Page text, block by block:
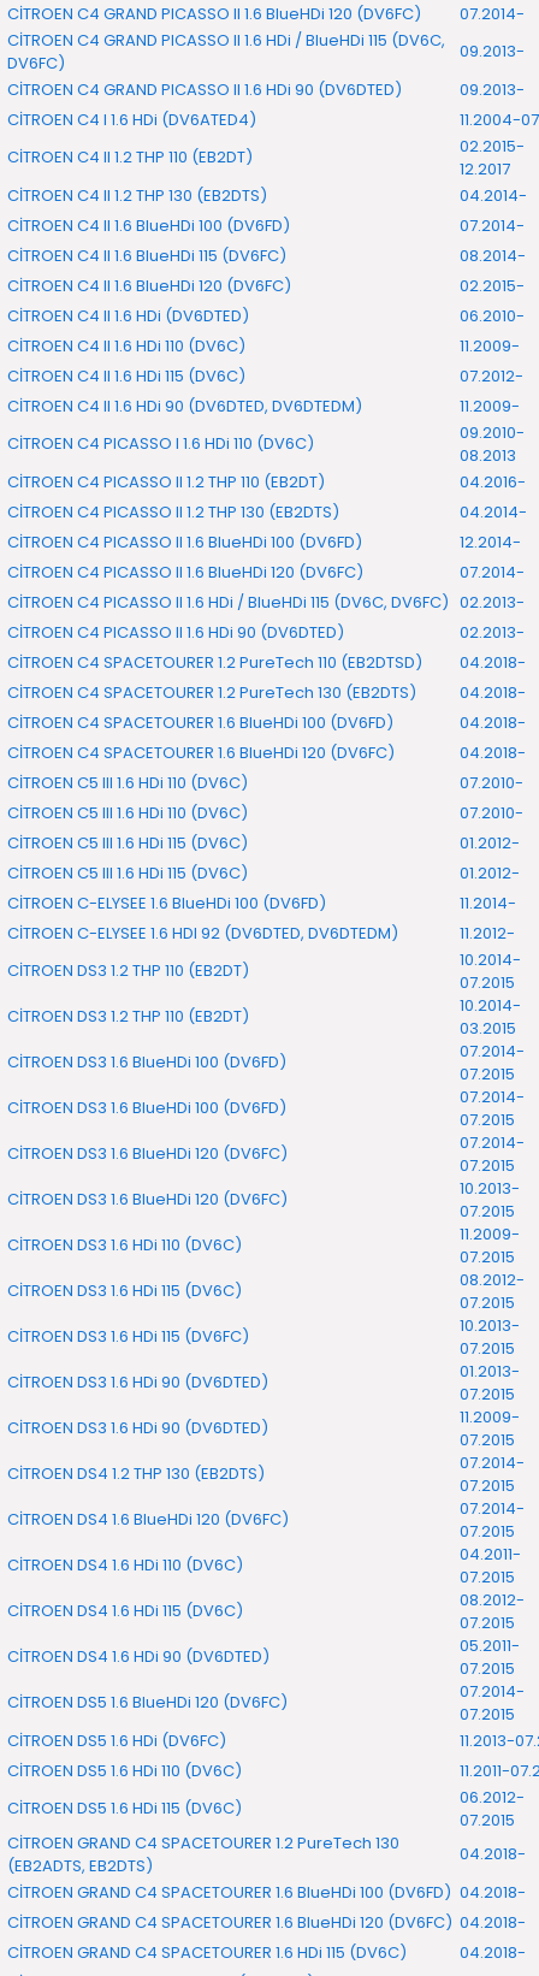
CİTROEN C4 GRAND PICASSO II 1.6 BlueHDi 120 (DV6FC)
07.2014-
CİTROEN C4 GRAND PICASSO II 1.6 HDi / BlueHDi 115 (DV6C,
DV6FC)
09.2013-
CİTROEN C4 GRAND PICASSO II 1.6 HDi 90 (DV6DTED)
09.2013-
CİTROEN C4 I 1.6 HDi (DV6ATED4)
11.2004-
CİTROEN C4 II 1.2 THP 110 (EB2DT)
02.2015-
12.2017
CİTROEN C4 II 1.2 THP 130 (EB2DTS)
04.2014-
CİTROEN C4 II 1.6 BlueHDi 100 (DV6FD)
07.2014-
CİTROEN C4 II 1.6 BlueHDi 115 (DV6FC)
08.2014-
CİTROEN C4 II 1.6 BlueHDi 120 (DV6FC)
02.2015-
CİTROEN C4 II 1.6 HDi (DV6DTED)
06.2010-
CİTROEN C4 II 1.6 HDi 110 (DV6C)
11.2009-
CİTROEN C4 II 1.6 HDi 115 (DV6C)
07.2012-
CİTROEN C4 II 1.6 HDi 90 (DV6DTED, DV6DTEDM)
11.2009-
CİTROEN C4 PICASSO I 1.6 HDi 110 (DV6C)
09.2010-
08.2013
CİTROEN C4 PICASSO II 1.2 THP 110 (EB2DT)
04.2016-
CİTROEN C4 PICASSO II 1.2 THP 130 (EB2DTS)
04.2014-
CİTROEN C4 PICASSO II 1.6 BlueHDi 100 (DV6FD)
12.2014-
CİTROEN C4 PICASSO II 1.6 BlueHDi 120 (DV6FC)
07.2014-
CİTROEN C4 PICASSO II 1.6 HDi / BlueHDi 115 (DV6C, DV6FC) 02.2013-
CİTROEN C4 PICASSO II 1.6 HDi 90 (DV6DTED)
02.2013-
CİTROEN C4 SPACETOURER 1.2 PureTech 110 (EB2DTSD)
04.2018-
CİTROEN C4 SPACETOURER 1.2 PureTech 130 (EB2DTS)
04.2018-
CİTROEN C4 SPACETOURER 1.6 BlueHDi 100 (DV6FD)
04.2018-
CİTROEN C4 SPACETOURER 1.6 BlueHDi 120 (DV6FC)
04.2018-
CİTROEN C5 III 1.6 HDi 110 (DV6C)
07.2010-
CİTROEN C5 III 1.6 HDi 110 (DV6C)
07.2010-
CİTROEN C5 III 1.6 HDi 115 (DV6C)
01.2012-
CİTROEN C5 III 1.6 HDi 115 (DV6C)
01.2012-
CİTROEN C-ELYSEE 1.6 BlueHDi 100 (DV6FD)
11.2014-
CİTROEN C-ELYSEE 1.6 HDI 92 (DV6DTED, DV6DTEDM)
11.2012-
CİTROEN DS3 1.2 THP 110 (EB2DT)
10.2014-
07.2015
CİTROEN DS3 1.2 THP 110 (EB2DT)
10.2014-
03.2015
CİTROEN DS3 1.6 BlueHDi 100 (DV6FD)
07.2014-
07.2015
CİTROEN DS3 1.6 BlueHDi 100 (DV6FD)
07.2014-
07.2015
CİTROEN DS3 1.6 BlueHDi 120 (DV6FC)
07.2014-
07.2015
CİTROEN DS3 1.6 BlueHDi 120 (DV6FC)
10.2013-
07.2015
CİTROEN DS3 1.6 HDi 110 (DV6C)
11.2009-
07.2015
CİTROEN DS3 1.6 HDi 115 (DV6C)
08.2012-
07.2015
CİTROEN DS3 1.6 HDi 115 (DV6FC)
10.2013-
07.2015
CİTROEN DS3 1.6 HDi 90 (DV6DTED)
01.2013-
07.2015
CİTROEN DS3 1.6 HDi 90 (DV6DTED)
11.2009-
07.2015
CİTROEN DS4 1.2 THP 130 (EB2DTS)
07.2014-
07.2015
CİTROEN DS4 1.6 BlueHDi 120 (DV6FC)
07.2014-
07.2015
CİTROEN DS4 1.6 HDi 110 (DV6C)
04.2011-
07.2015
CİTROEN DS4 1.6 HDi 115 (DV6C)
08.2012-
07.2015
CİTROEN DS4 1.6 HDi 90 (DV6DTED)
05.2011-
07.2015
CİTROEN DS5 1.6 BlueHDi 120 (DV6FC)
07.2014-
07.2015
CİTROEN DS5 1.6 HDi (DV6FC)
11.2013-
CİTROEN DS5 1.6 HDi 110 (DV6C)
11.2011-
CİTROEN DS5 1.6 HDi 115 (DV6C)
06.2012-
07.2015
CİTROEN GRAND C4 SPACETOURER 1.2 PureTech 130
(EB2ADTS, EB2DTS)
04.2018-
CİTROEN GRAND C4 SPACETOURER 1.6 BlueHDi 100 (DV6FD) 04.2018-
CİTROEN GRAND C4 SPACETOURER 1.6 BlueHDi 120 (DV6FC) 04.2018-
CİTROEN GRAND C4 SPACETOURER 1.6 HDi 115 (DV6C)
04.2018-